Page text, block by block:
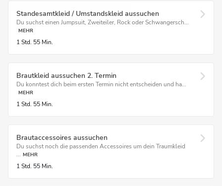
Standesamtkleid / Umstandskleid aussuchen
Du suchst einen Jumpsuit, Zweiteiler, Rock oder Schwangersch...
MEHR
1 Std. 55 Min.
Brautkleid aussuchen 2. Termin
Du konntest dich beim ersten Termin nicht entscheiden und ha...
MEHR
1 Std. 55 Min.
Brautaccessoires aussuchen
Du suchst noch die passenden Accessoires um dein Traumkleid
... MEHR
1 Std. 55 Min.